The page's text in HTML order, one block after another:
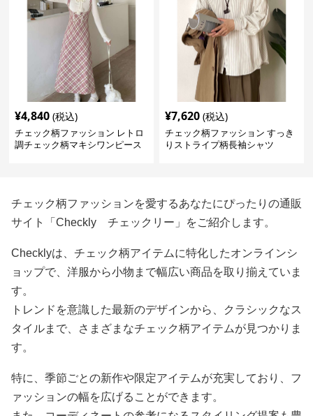
¥4,840 (税込)
チェック柄ファッション レトロ
調チェック柄マキシワンピース
¥7,620 (税込)
チェック柄ファッション すっき
りストライプ柄長袖シャツ
チェック柄ファッションを愛するあなたにぴったりの通販
サイト「Checkly チェックリー」をご紹介します。
Checklyは、チェック柄アイテムに特化したオンラインシ
ョップで、洋服から小物まで幅広い商品を取り揃えていま
す。
トレンドを意識した最新のデザインから、クラシックなス
タイルまで、さまざまなチェック柄アイテムが見つかりま
す。
特に、季節ごとの新作や限定アイテムが充実しており、フ
ァッションの幅を広げることができます。